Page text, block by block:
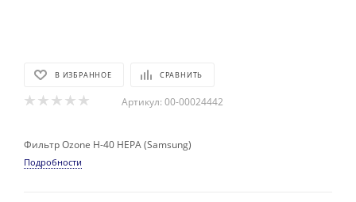
В ИЗБРАННОЕ СРАВНИТЬ
Артикул: 00-00024442
Фильтр Ozone H-40 HEPA (Samsung)
Подробности